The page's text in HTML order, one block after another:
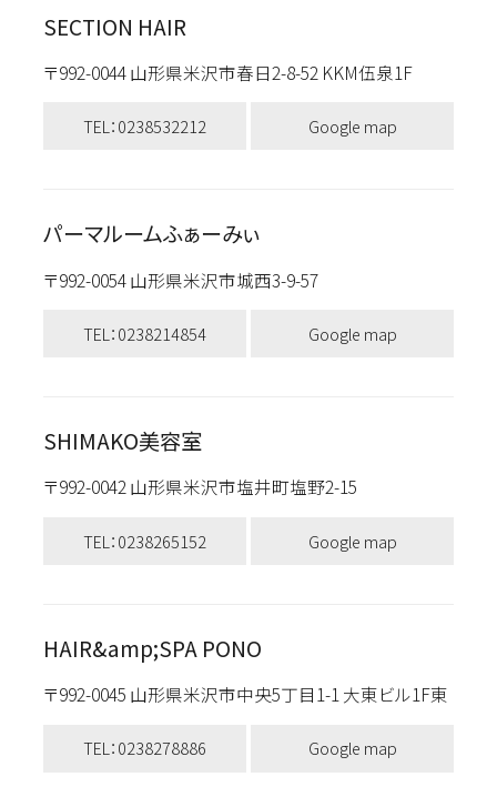
SECTION HAIR
〒992-0044 山形県米沢市春日2-8-52 KKM伍泉1F
TEL：0238532212 Google map
パーマルームふぁーみぃ
〒992-0054 山形県米沢市城西3-9-57
TEL：0238214854 Google map
SHIMAKO美容室
〒992-0042 山形県米沢市塩井町塩野2-15
TEL：0238265152 Google map
HAIR&amp;SPA PONO
〒992-0045 山形県米沢市中央5丁目1-1 大東ビル1F東
TEL：0238278886 Google map